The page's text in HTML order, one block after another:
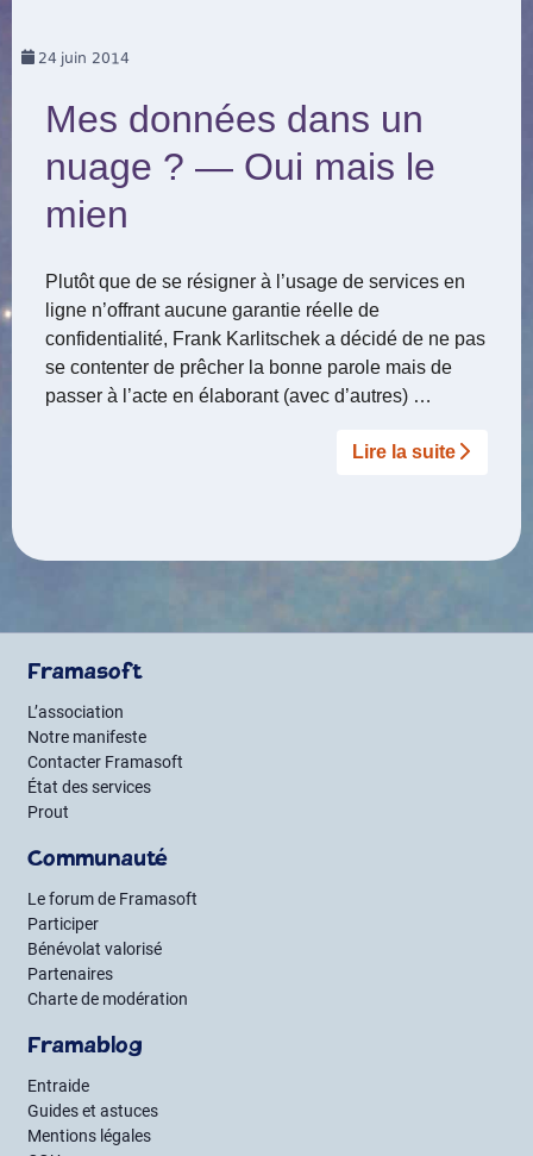
24 juin 2014
Mes données dans un
nuage ? — Oui mais le
mien
Plutôt que de se résigner à l’usage de services en
ligne n’offrant aucune garantie réelle de
confidentialité, Frank Karlitschek a décidé de ne pas
se contenter de prêcher la bonne parole mais de
passer à l’acte en élaborant (avec d’autres) …
Lire la suite­­
Framasoft
L’association
Notre manifeste
Contacter Framasoft
État des services
Prout
Communauté
Le forum de Framasoft
Participer
Bénévolat valorisé
Partenaires
Charte de modération
Framablog
Entraide
Guides et astuces
Mentions légales